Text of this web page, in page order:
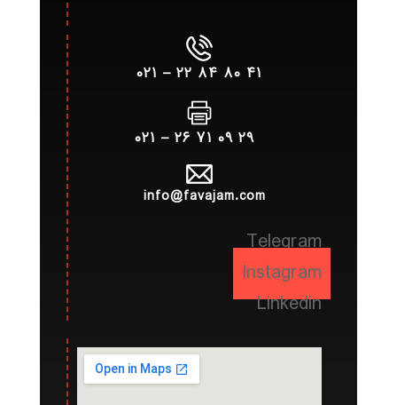
۴۱ ۸۰ ۸۴ ۲۲ – ۰۲۱
۲۹ ۰۹ ۷۱ ۲۶ – ۰۲۱
info@favajam.com
Telegram
Instagram
Linkedin